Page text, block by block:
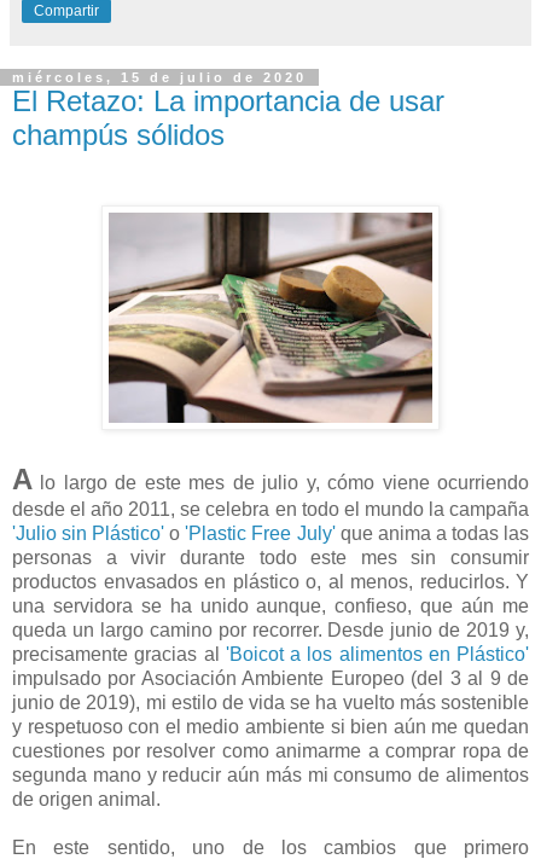
Compartir
miércoles, 15 de julio de 2020
El Retazo: La importancia de usar
champús sólidos
A lo largo de este mes de julio y, cómo viene ocurriendo
desde el año 2011, se celebra en todo el mundo la campaña
'Julio sin Plástico' o 'Plastic Free July'que anima a todas las
personas a vivir durante todo este mes sin consumir
productos envasados en plástico o, al menos, reducirlos. Y
una servidora se ha unido aunque, confieso, que aún me
queda un largo camino por recorrer. Desde junio de 2019 y,
precisamente gracias al 'Boicot a los alimentos en Plástico'
impulsado por Asociación Ambiente Europeo (del 3 al 9 de
junio de 2019), mi estilo de vida se ha vuelto más sostenible
y respetuoso con el medio ambiente si bien aún me quedan
cuestiones por resolver como animarme a comprar ropa de
segunda mano y reducir aún más mi consumo de alimentos
de origen animal.
En este sentido, uno de los cambios que primero